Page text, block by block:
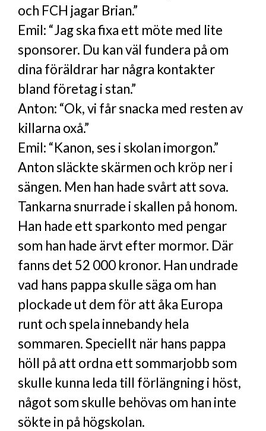
och FCH jagar Brian.”
Emil: “Jag ska fixa ett möte med lite
sponsorer. Du kan väl fundera på om
dina föräldrar har några kontakter
bland företag i stan.”
Anton: “Ok, vi får snacka med resten av
killarna oxå.”
Emil: “Kanon, ses i skolan imorgon.”
Anton släckte skärmen och kröp ner i
sängen. Men han hade svårt att sova.
Tankarna snurrade i skallen på honom.
Han hade ett sparkonto med pengar
som han hade ärvt efter mormor. Där
fanns det 52 000 kronor. Han undrade
vad hans pappa skulle säga om han
plockade ut dem för att åka Europa
runt och spela innebandy hela
sommaren. Speciellt när hans pappa
höll på att ordna ett sommarjobb som
skulle kunna leda till förlängning i höst,
något som skulle behövas om han inte
sökte in på högskolan.